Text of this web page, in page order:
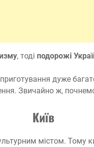
, тоді подорожі
приготування дуже
Звичайно ж,
Київ
містом. Тому